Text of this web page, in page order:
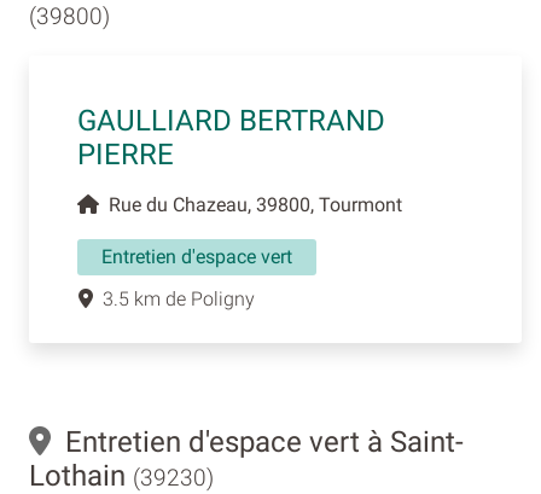
(39800)
GAULLIARD BERTRAND
PIERRE
Rue du Chazeau, 39800, Tourmont
Entretien d'espace vert
3.5 km de Poligny
Entretien d'espace vert à Saint-
Lothain (39230)